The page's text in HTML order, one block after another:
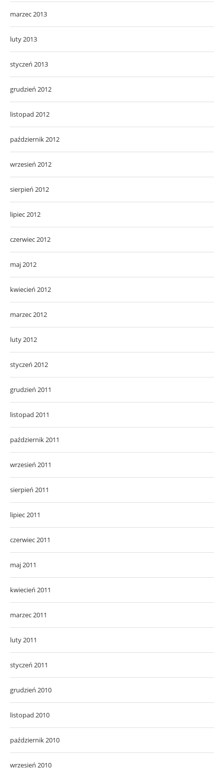
marzec 2013
luty 2013
styczeń 2013
grudzień 2012
listopad 2012
październik 2012
wrzesień 2012
sierpień 2012
lipiec 2012
czerwiec 2012
maj 2012
kwiecień 2012
marzec 2012
luty 2012
styczeń 2012
grudzień 2011
listopad 2011
październik 2011
wrzesień 2011
sierpień 2011
lipiec 2011
czerwiec 2011
maj 2011
kwiecień 2011
marzec 2011
luty 2011
styczeń 2011
grudzień 2010
listopad 2010
październik 2010
wrzesień 2010